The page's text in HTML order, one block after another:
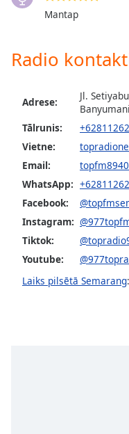
off
Subtitles
opens
subtitles
settings
dialog
subtitles
off,
selected
Audio
Track
Picture-
in-
Picture
Mantap
Radio
Adrese:
Jl.
Tālrunis:
Vietne:
Email:
WhatsApp:
Facebook:
Instagram:
Tiktok:
Youtube:
Laiks pilsētā Semarang: